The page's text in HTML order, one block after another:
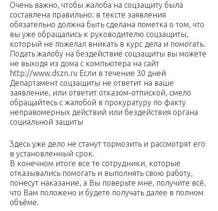
Очень важно, чтобы жалоба на соцзащиту была
составлена правильно: в тексте заявления
обязательно должна быть сделана пометка о том, что
вы уже обращались к руководителю соцзащиты,
который не пожелал вникать в курс дела и помогать.
Подать жалобу на бездействие соцзащиты вы можете
не выходя из дома с компьютера на сайт
http://www.dszn.ru Если в течение 30 дней
Департамент соцзащиты не ответит на ваше
заявление, или ответит отказом-отпиской, смело
обращайтесь с жалобой в прокуратуру по факту
неправомерных действий или бездействия органа
социальной защиты
Здесь уже дело не станут тормозить и рассмотрят его
в установленный срок.
В конечном итоге все те сотрудники, которые
отказывались помогать и выполнять свою работу,
понесут наказание, а Вы поверьте мне, получите всё,
что Вам положено и будете получать далее в полном
объёме.